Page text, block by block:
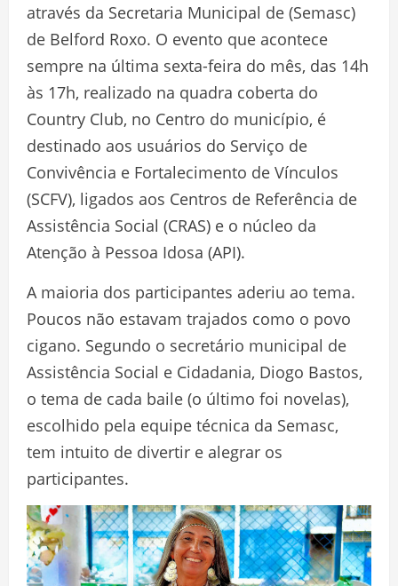
através da Secretaria Municipal de (Semasc)
de Belford Roxo. O evento que acontece
sempre na última sexta-feira do mês, das 14h
às 17h, realizado na quadra coberta do
Country Club, no Centro do município, é
destinado aos usuários do Serviço de
Convivência e Fortalecimento de Vínculos
(SCFV), ligados aos Centros de Referência de
Assistência Social (CRAS) e o núcleo da
Atenção à Pessoa Idosa (API).
A maioria dos participantes aderiu ao tema.
Poucos não estavam trajados como o povo
cigano. Segundo o secretário municipal de
Assistência Social e Cidadania, Diogo Bastos,
o tema de cada baile (o último foi novelas),
escolhido pela equipe técnica da Semasc,
tem intuito de divertir e alegrar os
participantes.